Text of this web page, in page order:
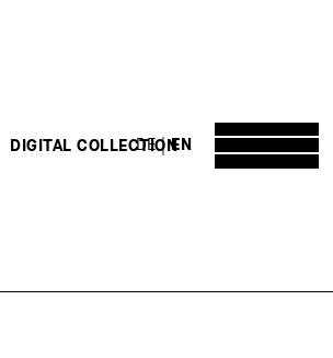
DE EN
DIGITAL COLLECTION